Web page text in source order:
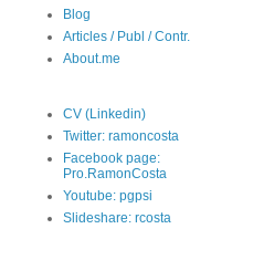
Blog
Articles / Publ / Contr.
About.me
CV (Linkedin)
Twitter: ramoncosta
Facebook page:
Pro.RamonCosta
Youtube: pgpsi
Slideshare: rcosta